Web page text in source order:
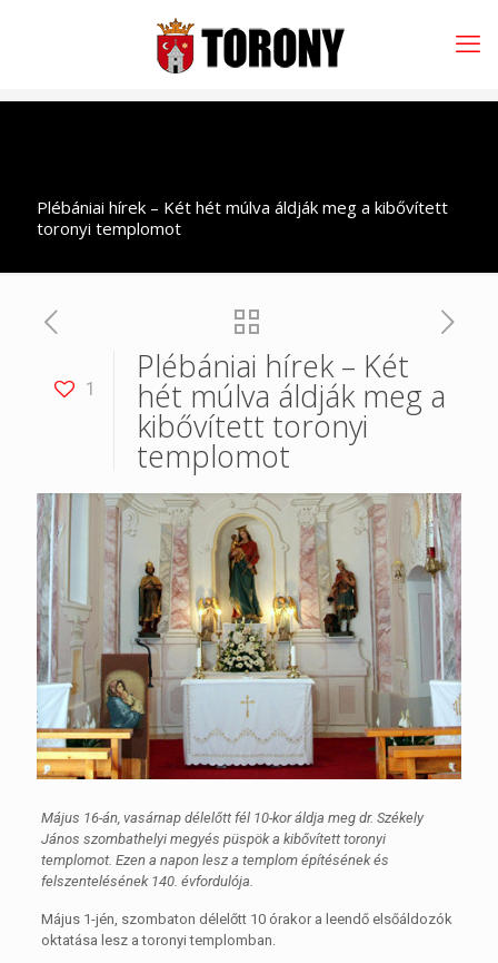
Plébániai hírek – Két hét múlva áldják meg a kibővített
toronyi templomot
1
Plébániai hírek – Két
hét múlva áldják meg a
kibővített toronyi
templomot
Május 16-án, vasárnap délelőtt fél 10-kor áldja meg dr. Székely
János szombathelyi megyés püspök a kibővített toronyi
templomot. Ezen a napon lesz a templom építésének és
felszentelésének 140. évfordulója.
Május 1-jén, szombaton délelőtt 10 órakor a leendő elsőáldozók
oktatása lesz a toronyi templomban.